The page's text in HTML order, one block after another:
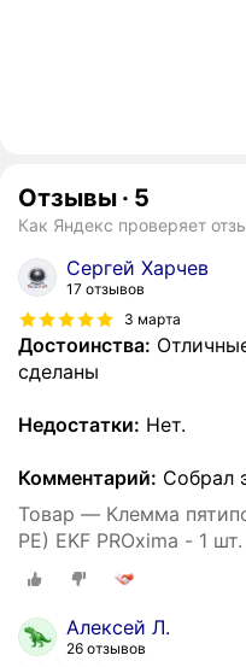
Отзывы · 5
Как Яндекс проверяет
Сергей Харчев
17 отзывов
3 марта
Достоинства:
сделаны
Недостатки: Нет.
Комментарий: Собрал
Товар — Клемма
PE) EKF PROxima - 1 шт.
Алексей Л.
26 отзывов